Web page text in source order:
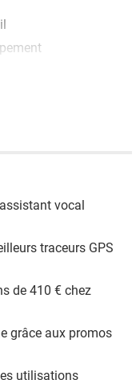
vocal
traceurs GPS
de 410 € chez
grâce aux promos
utilisations